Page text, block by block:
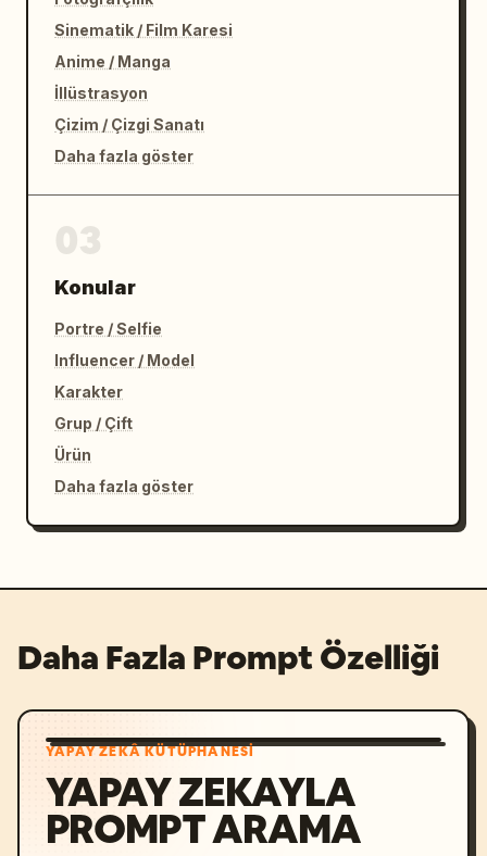
Sinematik / Film Karesi
Anime / Manga
İllüstrasyon
Çizim / Çizgi Sanatı
Daha fazla göster
Konular
Portre / Selfie
Influencer / Model
Karakter
Grup / Çift
Ürün
Daha fazla göster
Daha Fazla Prompt Özelliği
YAPAY ZEKÂ KÜTÜPHANESI
YAPAY ZEKAYLA
PROMPT ARAMA